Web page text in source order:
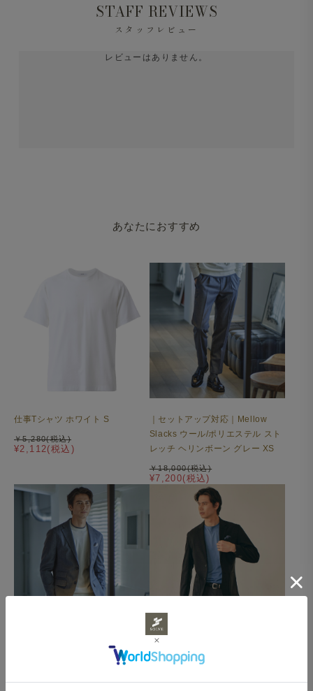
高級感を演出する本格仕様
シングル2つボタンにノッチドラペルという王道のディテ
ールをベースに、着丈や肩周りのサイジングを現代的にア
レンジ。流行に左右されず、それでいて今の時代にしっか
りとフィットする、絶妙なバランスを追求しました。毛芯
を省いた軽やかな仕立てながら、各所の仕様にこだわっ
た、高級感と軽快さを兼ね備えた一着に仕上げています。
STAFF REVIEWS
スタッフレビュー
レビューはありません。
あなたにおすすめ
仕事Tシャツ ホワイト S
¥2,112(税込)
￥5,280(税込)
｜セットアップ対応｜Mellow
Slacks ウール/ポリエステル スト
レッチ ヘリンボーン グレー XS
¥7,200(税込)
￥18,000(税込)
Jacket ウール/ポリエステル スト
楽ジャケ（Palo Alto） ブラック
XS
¥7,920(税込)